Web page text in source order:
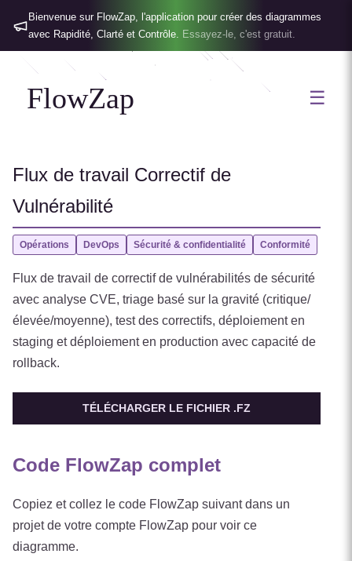
Bienvenue sur FlowZap, l'application pour créer des diagrammes
avec Rapidité, Clarté et Contrôle. Essayez-le, c'est gratuit.
FlowZap ☰
Flux de travail Correctif de
Vulnérabilité
Opérations DevOps Sécurité & confidentialité Conformité
Flux de travail de correctif de vulnérabilités de sécurité
avec analyse CVE, triage basé sur la gravité (critique/
élevée/moyenne), test des correctifs, déploiement en
staging et déploiement en production avec capacité de
rollback.
TÉLÉCHARGER LE FICHIER .FZ
Code FlowZap complet
Copiez et collez le code FlowZap suivant dans un
projet de votre compte FlowZap pour voir ce
diagramme.